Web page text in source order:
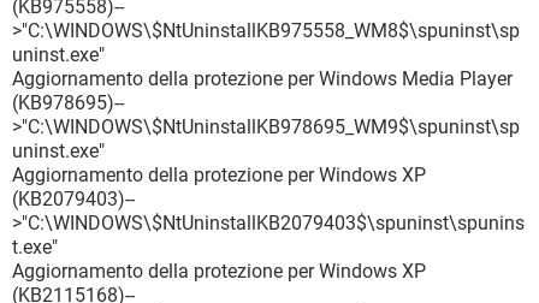
(KB975558)--
>"C:\WINDOWS\$NtUninstallKB975558_WM8$\spuninst\sp
uninst.exe"
Aggiornamento della protezione per Windows Media Player
(KB978695)--
>"C:\WINDOWS\$NtUninstallKB978695_WM9$\spuninst\sp
uninst.exe"
Aggiornamento della protezione per Windows XP
(KB2079403)--
>"C:\WINDOWS\$NtUninstallKB2079403$\spuninst\spunins
t.exe"
Aggiornamento della protezione per Windows XP
(KB2115168)--